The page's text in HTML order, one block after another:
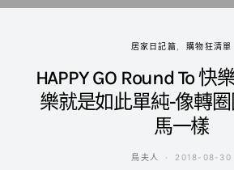
居家日記篇 購物狂清單
HAPPY GO Round To 快
樂就是如此單純-像轉
馬一樣
鳥夫人 2018-08-30